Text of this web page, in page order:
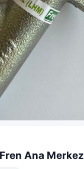
Ana Merkez